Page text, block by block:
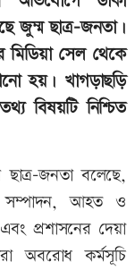
জুম্ম ছাত্র-জনতা।
সেল থেকে
হয়। খাগড়াছড়ি
বিষয়টি নিশ্চিত
জনতা বলেছে,
সম্পাদন, আহত ও
প্রশাসনের দেয়া
অবরোধ কর্মসূচি